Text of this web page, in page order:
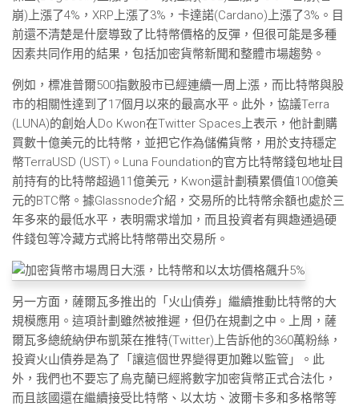
崩)上漲了4%，XRP上漲了3%，卡達諾(Cardano)上漲了3%。目
前還不清楚是什麼導致了比特幣價格的反彈，但很可能是多種
因素共同作用的結果，包括加密貨幣新聞和整體市場趨勢。
例如，標准普爾500指數股市已經連續一周上漲，而比特幣與股
市的相關性達到了17個月以來的最高水平。此外，協議Terra
(LUNA)的創始人Do Kwon在Twitter Spaces上表示，他計劃購
買數十億美元的比特幣，並把它作為儲備貨幣，用於支持穩定
幣TerraUSD (UST)。Luna Foundation的官方比特幣錢包地址目
前持有的比特幣超過11億美元，Kwon還計劃積累價值100億美
元的BTC幣。據Glassnode介紹，交易所的比特幣余額也處於三
年多來的最低水平，表明需求增加，而且投資者有興趣通過硬
件錢包等冷藏方式將比特幣帶出交易所。
另一方面，薩爾瓦多推出的「火山債券」繼續推動比特幣的大
規模應用。這項計劃雖然被推遲，但仍在規劃之中。上周，薩
爾瓦多總統納伊布凱萊在推特(Twitter)上告訴他的360萬粉絲，
投資火山債券是為了「讓這個世界變得更加難以監管」。此
外，我們也不要忘了烏克蘭已經將數字加密貨幣正式合法化，
而且該國還在繼續接受比特幣、以太坊、波爾卡多和多格幣等